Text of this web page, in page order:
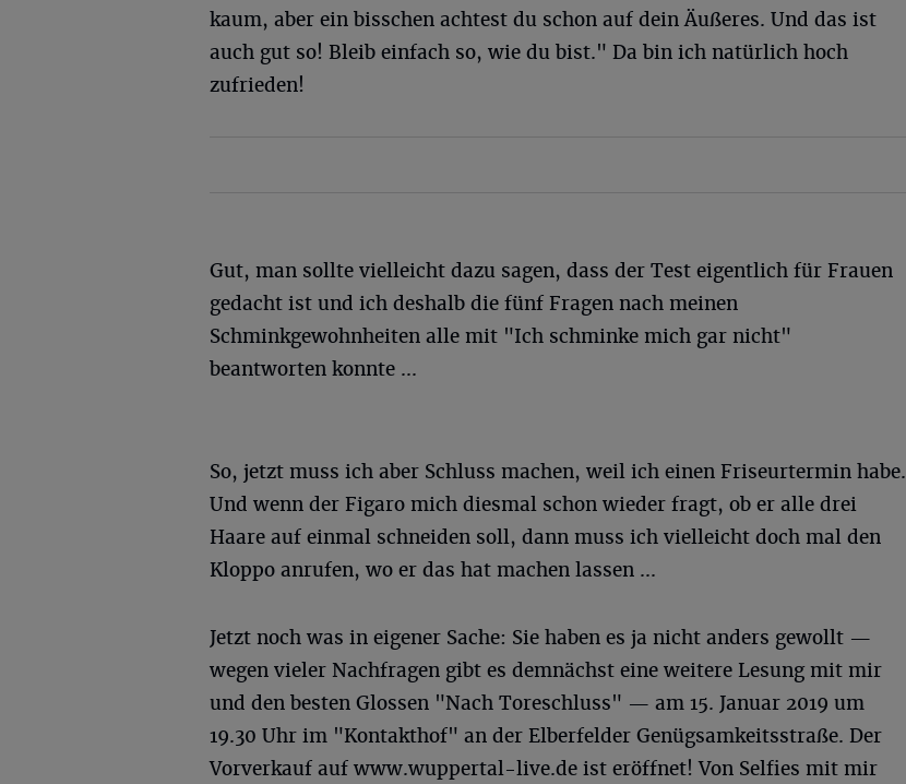
kaum, aber ein bisschen achtest du schon auf dein Äußeres. Und das ist
auch gut so! Bleib einfach so, wie du bist." Da bin ich natürlich hoch
zufrieden!
Gut, man sollte vielleicht dazu sagen, dass der Test eigentlich für Frauen
gedacht ist und ich deshalb die fünf Fragen nach meinen
Schminkgewohnheiten alle mit "Ich schminke mich gar nicht"
beantworten konnte ...
So, jetzt muss ich aber Schluss machen, weil ich einen Friseurtermin habe.
Und wenn der Figaro mich diesmal schon wieder fragt, ob er alle drei
Haare auf einmal schneiden soll, dann muss ich vielleicht doch mal den
Kloppo anrufen, wo er das hat machen lassen ...
Jetzt noch was in eigener Sache: Sie haben es ja nicht anders gewollt —
wegen vieler Nachfragen gibt es demnächst eine weitere Lesung mit mir
und den besten Glossen "Nach Toreschluss" — am 15. Januar 2019 um
19.30 Uhr im "Kontakthof" an der Elberfelder Genügsamkeitsstraße. Der
Vorverkauf auf www.wuppertal-live.de ist eröffnet! Von Selfies mit mir